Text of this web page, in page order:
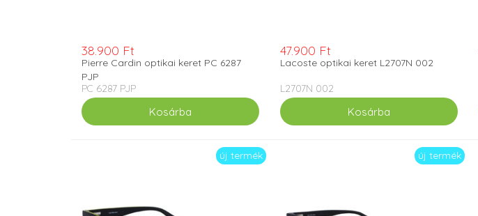
38.900 Ft
Pierre Cardin optikai keret PC 6287
PJP
PC 6287 PJP
47.900 Ft
Lacoste optikai keret L2707N 002
L2707N 002
új termék új termék